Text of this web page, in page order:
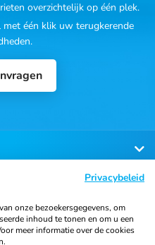
overzichtelijk op één plek.
met één klik uw terugkerende
Privacybeleid
onze bezoekersgegevens, om
inhoud te tonen en om u een
meer informatie over de cookies